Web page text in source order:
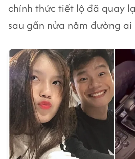
chính thức tiết lộ đã quay
sau gần nửa năm đường ai